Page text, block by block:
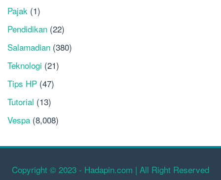
Pajak (1)
Pendidikan (22)
Salamadian (380)
Teknologi (21)
Tips HP (47)
Tutorial (13)
Vespa (8,008)
Copyright © 2023 - Hadapin.com | All Right Reserved